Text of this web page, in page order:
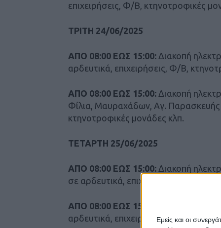
Εμείς και οι
επιχειρήσεις, Φ/Β, κτηνοτροφικές
ΤΡΙΤΗ 24/06/2025
ΑΠΟ 08:00 ΕΩΣ 15:00: Διακοπή
αρδευτικά, επιχειρήσεις, Φ/Β,
ΑΠΟ 08:00 ΕΩΣ 15:00: Διακοπή
Φίλια, Μαυραχάδων, Αγ. Παρασκευής
κτηνοτροφικές μονάδες κλπ.
ΤΕΤΑΡΤΗ 25/06/2025
ΑΠΟ 08:00 ΕΩΣ 15:00: Διακοπή
σε αρδευτικά, επιχειρήσεις, Φ/Β,
ΑΠΟ 08:00 ΕΩΣ 15:00:
Διακοπή
αρδευτικά, επιχειρήσεις, Φ/Β,